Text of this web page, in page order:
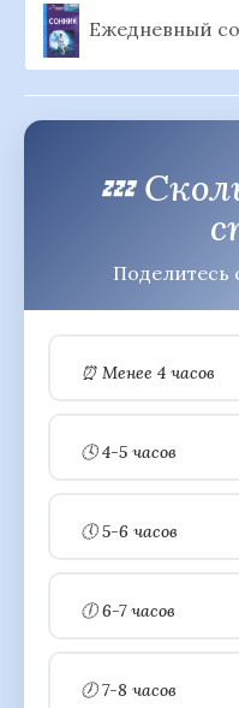
Ежедневный
💤
⏰ Менее 4 часов
🕓 4-5 часов
🕔 5-6 часов
🕕 6-7 часов
🕖 7-8 часов